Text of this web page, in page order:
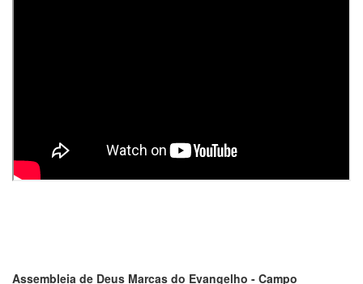
Assembleia de Deus Marcas do Evangelho - Campo